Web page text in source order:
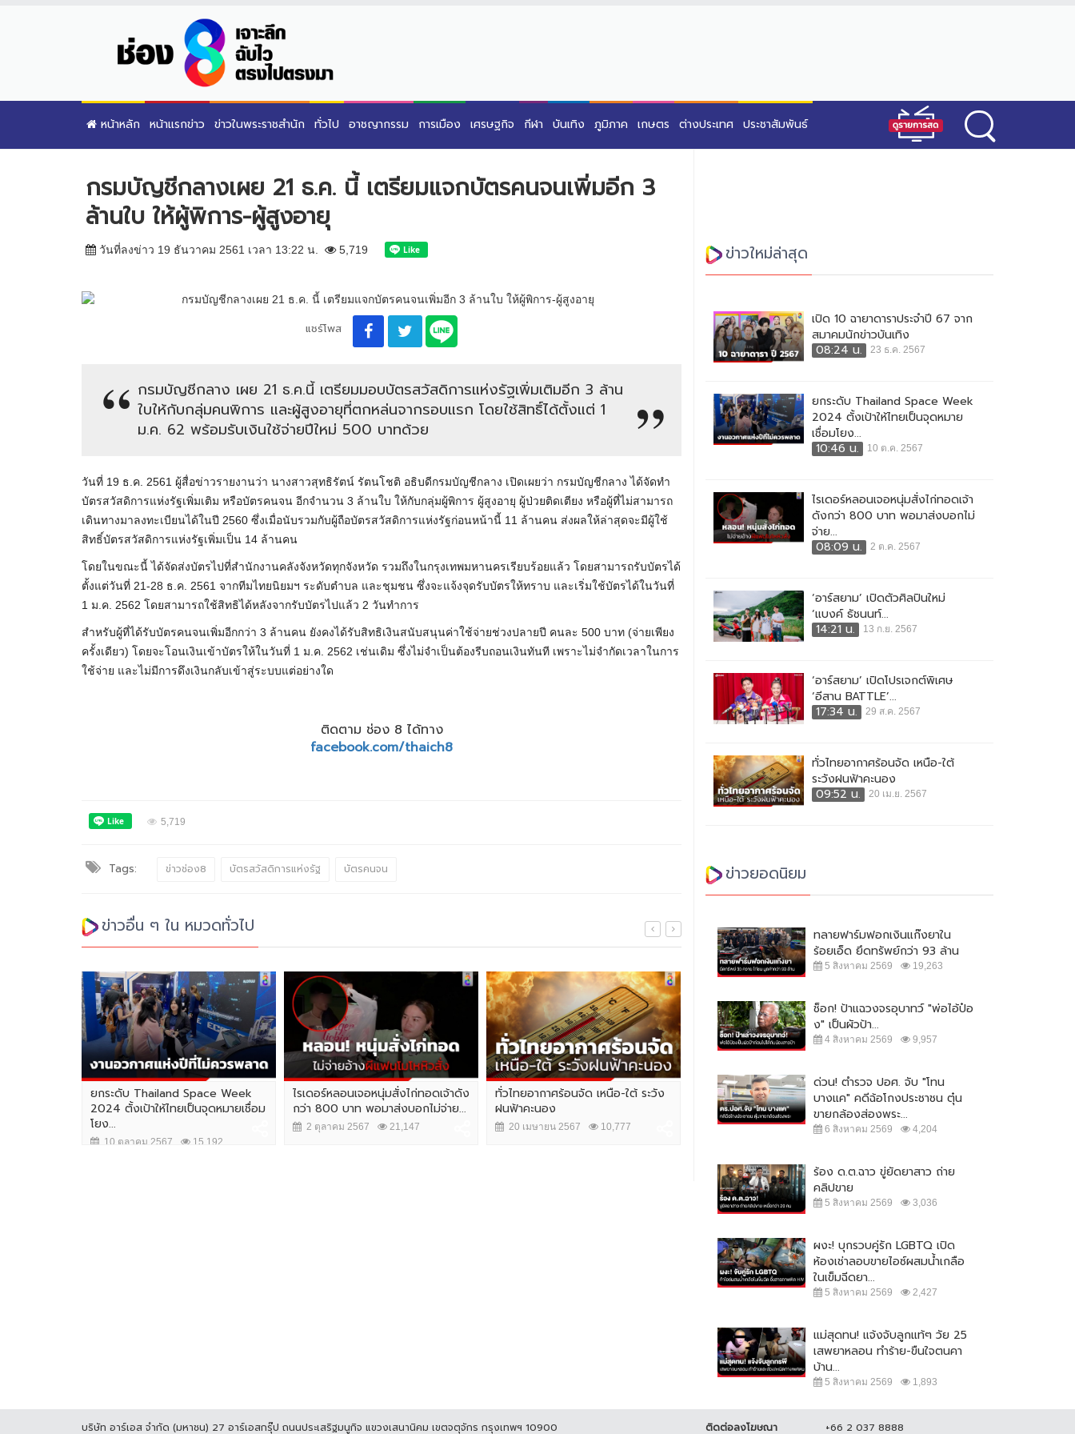
หน้าหลัก หน้าแรกข่าว ข่าวในพระราชสำนัก ทั่วไป อาชญากรรม การเมือง เศรษฐกิจ กีฬา บันเทิง ภูมิภาค เกษตร ต่างประเทศ ประชาสัมพันธ์
กรมบัญชีกลางเผย 21 ธ.ค. นี้ เตรียมแจกบัตรคนจนเพิ่มอีก 3
ล้านใบ ให้ผู้พิการ-ผู้สูงอายุ
วันที่ลงข่าว 19 ธันวาคม 2561 เวลา 13:22 น. 5,719
แชร์โพส
กรมบัญชีกลาง เผย 21 ธ.ค.นี้ เตรียมมอบบัตรสวัสดิการแห่งรัฐเพิ่มเติมอีก 3 ล้าน
ใบให้กับกลุ่มคนพิการ และผู้สูงอายุที่ตกหล่นจากรอบแรก โดยใช้สิทธิ์ได้ตั้งแต่ 1
ม.ค. 62 พร้อมรับเงินใช้จ่ายปีใหม่ 500 บาทด้วย
วันที่ 19 ธ.ค. 2561 ผู้สื่อข่าวรายงานว่า นางสาวสุทธิรัตน์ รัตนโชติ อธิบดีกรมบัญชีกลาง เปิดเผยว่า กรมบัญชีกลาง ได้จัดทำ
บัตรสวัสดิการแห่งรัฐเพิ่มเติม หรือบัตรคนจน อีกจำนวน 3 ล้านใบ ให้กับกลุ่มผู้พิการ ผู้สูงอายุ ผู้ป่วยติดเตียง หรือผู้ที่ไม่สามารถ
เดินทางมาลงทะเบียนได้ในปี 2560 ซึ่งเมื่อนับรวมกับผู้ถือบัตรสวัสดิการแห่งรัฐก่อนหน้านี้ 11 ล้านคน ส่งผลให้ล่าสุดจะมีผู้ใช้
สิทธิ์บัตรสวัสดิการแห่งรัฐเพิ่มเป็น 14 ล้านคน
โดยในขณะนี้ ได้จัดส่งบัตรไปที่สำนักงานคลังจังหวัดทุกจังหวัด รวมถึงในกรุงเทพมหานครเรียบร้อยแล้ว โดยสามารถรับบัตรได้
ตั้งแต่วันที่ 21-28 ธ.ค. 2561 จากทีมไทยนิยมฯ ระดับตำบล และชุมชน ซึ่งจะแจ้งจุดรับบัตรให้ทราบ และเริ่มใช้บัตรได้ในวันที่
1 ม.ค. 2562 โดยสามารถใช้สิทธิได้หลังจากรับบัตรไปแล้ว 2 วันทำการ
สำหรับผู้ที่ได้รับบัตรคนจนเพิ่มอีกกว่า 3 ล้านคน ยังคงได้รับสิทธิเงินสนับสนุนค่าใช้จ่ายช่วงปลายปี คนละ 500 บาท (จ่ายเพียง
ครั้งเดียว) โดยจะโอนเงินเข้าบัตรให้ในวันที่ 1 ม.ค. 2562 เช่นเดิม ซึ่งไม่จำเป็นต้องรีบถอนเงินทันที เพราะไม่จำกัดเวลาในการ
ใช้จ่าย และไม่มีการดึงเงินกลับเข้าสู่ระบบแต่อย่างใด
ติดตาม ช่อง 8 ได้ทาง
facebook.com/thaich8
5,719
Tags: ข่าวช่อง8 บัตรสวัสดิการแห่งรัฐ บัตรคนจน
ข่าวอื่น ๆ ใน หมวดทั่วไป
ยกระดับ Thailand Space Week
2024 ตั้งเป้าให้ไทยเป็นจุดหมายเชื่อม
โยง...
10 ตุลาคม 2567 15,192
ไรเดอร์หลอนเจอหนุ่มสั่งไก่ทอดเจ้าดัง
กว่า 800 บาท พอมาส่งบอกไม่จ่าย...
2 ตุลาคม 2567 21,147
ทั่วไทยอากาศร้อนจัด เหนือ-ใต้ ระวัง
ฝนฟ้าคะนอง
20 เมษายน 2567 10,777
ดื่มด่ำส่งท้ายปีกับงาน Beer & Food
Pairing Festival 2023
17 ธันวาคม 2566 7,941
ประชาชนร้อยละ 41.76 ชี้ ปิดผับตี 2
เหมาะสมดีแล้ว
22 ตุลาคม 2566
ข่าวใหม่ล่าสุด
เปิด 10 ฉายาดาราประจำปี 67 จาก
สมาคมนักข่าวบันเทิง
08:24 น.
23 ธ.ค. 2567
ยกระดับ Thailand Space Week
2024 ตั้งเป้าให้ไทยเป็นจุดหมาย
เชื่อมโยง...
10:46 น.
10 ต.ค. 2567
ไรเดอร์หลอนเจอหนุ่มสั่งไก่ทอดเจ้า
ดังกว่า 800 บาท พอมาส่งบอกไม่
จ่าย...
08:09 น.
2 ต.ค. 2567
‘อาร์สยาม’ เปิดตัวศิลปินใหม่
‘แบงค์ ธัชนนท์...
14:21 น.
13 ก.ย. 2567
‘อาร์สยาม’ เปิดโปรเจกต์พิเศษ
‘อีสาน BATTLE’...
17:34 น.
29 ส.ค. 2567
ทั่วไทยอากาศร้อนจัด เหนือ-ใต้
ระวังฝนฟ้าคะนอง
09:52 น.
20 เม.ย. 2567
ข่าวยอดนิยม
ทลายฟาร์มฟอกเงินแก๊งยาใน
ร้อยเอ็ด ยึดทรัพย์กว่า 93 ล้าน
5 สิงหาคม 2569 19,263
ช็อก! ป้าแฉวงจรอุบาทว์ "พ่อไอ้ป๋อ
ง" เป็นผัวป้า...
4 สิงหาคม 2569 9,957
ด่วน! ตำรวจ ปอศ. จับ "โทน
บางแค" คดีฉ้อโกงประชาชน ตุ๋น
ขายกล้องส่องพระ...
6 สิงหาคม 2569 4,204
ร้อง ด.ต.ฉาว ขู่ยัดยาสาว ถ่าย
คลิปขาย
5 สิงหาคม 2569 3,036
ผงะ! บุกรวบคู่รัก LGBTQ เปิด
ห้องเช่าลอบขายไอซ์ผสมน้ำเกลือ
ในเข็มฉีดยา...
5 สิงหาคม 2569 2,427
แม่สุดทน! แจ้งจับลูกแท้ๆ วัย 25
เสพยาหลอน ทำร้าย-ขืนใจตนคา
บ้าน...
5 สิงหาคม 2569 1,893
บริษัท อาร์เอส จำกัด (มหาชน) 27 อาร์เอสกรุ๊ป ถนนประเสริฐมนูกิจ แขวงเสนานิคม เขตจตุจักร กรุงเทพฯ 10900
ติดต่อลงโฆษณา
+66 2 037 8888